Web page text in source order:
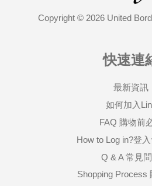
Copyright © 2026 United
快速連
最新資訊
如何加入
FAQ 購物前
How to Log in?登
Q & A 常見
Shopping Process